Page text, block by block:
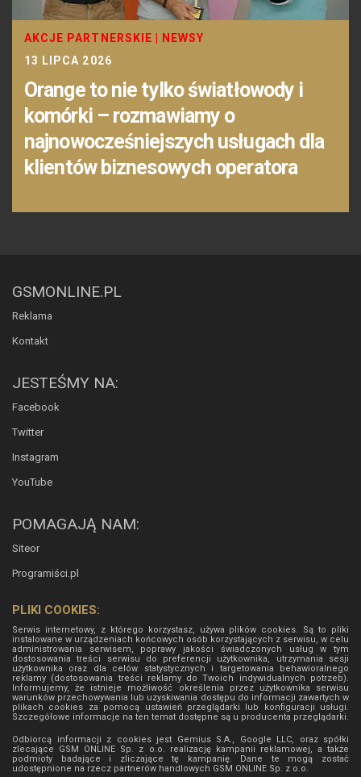
AKCJE PARTNERSKIE
NEWSY
13 LIPCA 2026
Orange to nie tylko światłowody i
komórki – rozmawiamy o
najnowocześniejszych usługach dla
klientów biznesowych operatora
GSMONLINE.PL
Reklama
Kontakt
JESTEŚMY NA:
Facebook
Twitter
Instagram
YouTube
POMAGAJĄ NAM:
Siteor
Programiści.pl
PLIKI COOKIES:
Serwis internetowy, z którego korzystasz, używa plików cookies. Są to pliki
instalowane w urządzeniach końcowych osób korzystających z serwisu, w celu
administrowania serwisem, poprawy jakości świadczonych usług w tym
dostosowania treści serwisu do preferencji użytkownika, utrzymania sesji
użytkownika oraz dla celów statystycznych i targetowania behawioralnego
reklamy (dostosowania treści reklamy do Twoich indywidualnych potrzeb).
Informujemy, że istnieje możliwość określenia przez użytkownika serwisu
warunków przechowywania lub uzyskiwania dostępu do informacji zawartych w
plikach cookies za pomocą ustawień przeglądarki lub konfiguracji usługi.
Szczegółowe informacje na ten temat dostępne są u producenta przeglądarki.
Odbiorcą informacji z cookies jest Gemius S.A., Google LLC, oraz spółki
zlecające GSM ONLINE Sp. z o.o. realizację kampanii reklamowej, a także
podmioty badające i zliczające tę kampanię. Dane te mogą zostać
udostępnione na rzecz partnerów handlowych GSM ONLINE Sp. z o.o.